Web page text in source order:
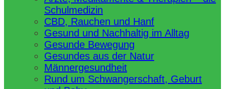
Schulmedizin
CBD, Rauchen und Hanf
Gesund und Nachhaltig im Alltag
Gesunde Bewegung
Gesundes aus der Natur
Männergesundheit
Rund um Schwangerschaft, Geburt